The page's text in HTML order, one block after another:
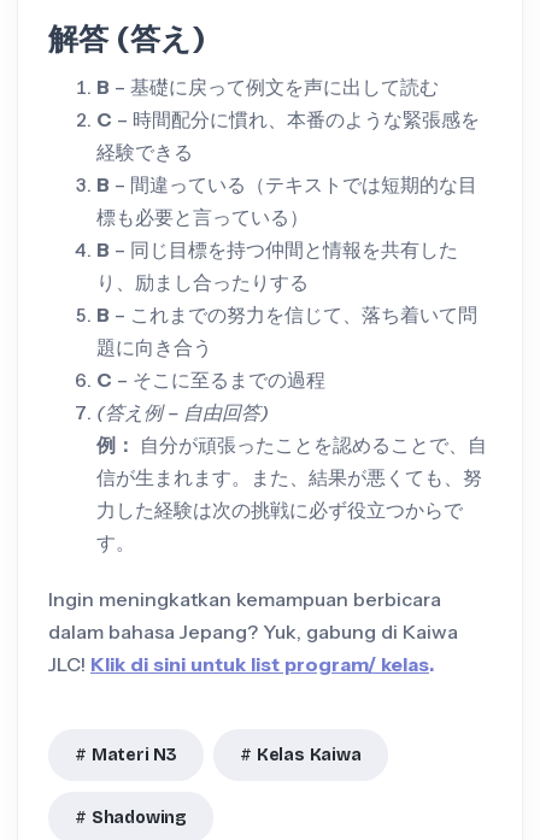
解答 (答え)
B – 基礎に戻って例文を声に出して読む
C – 時間配分に慣れ、本番のような緊張感を
経験できる
B – 間違っている（テキストでは短期的な目
標も必要と言っている）
B – 同じ目標を持つ仲間と情報を共有した
り、励まし合ったりする
B – これまでの努力を信じて、落ち着いて問
題に向き合う
C – そこに至るまでの過程
(答え例 – 自由回答)
例： 自分が頑張ったことを認めることで、自
信が生まれます。また、結果が悪くても、努
力した経験は次の挑戦に必ず役立つからで
す。
Ingin meningkatkan kemampuan berbicara
dalam bahasa Jepang? Yuk, gabung di Kaiwa
JLC! Klik di sini untuk list program/ kelas.
Materi N3 Kelas Kaiwa
Shadowing